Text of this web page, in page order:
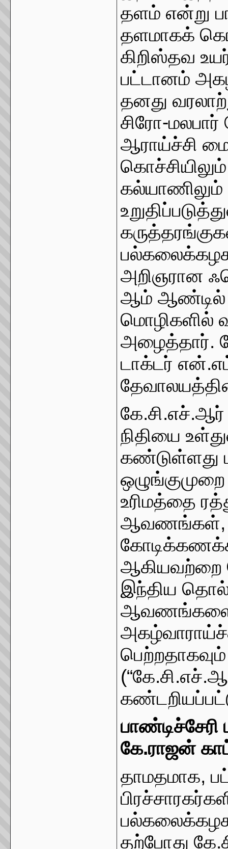
தளம் என்று
தளமாகக்
கிறிஸ்தவ
பட்டானம்
தனது
சிரோ-
ஆராய்ச்சி
அறிஞரான
ஆம் ஆண்டில்
மொழிகளில்
அழைத்தார்.
டாக்டர்
கே.சி.எச்.ஆர்
நிதியை
கண்டுள்ளது
உரிமத்தை
ஆவணங்கள்,
ஆகியவற்றை
இந்திய
ஆவணங்களை
கே.ராஜன்
தாமதமாக,
தற்போது